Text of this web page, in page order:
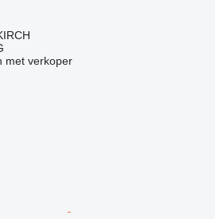
met verkoper